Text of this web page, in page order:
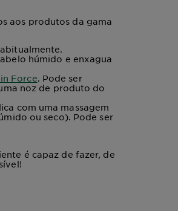
aos produtos da gama
húmido e enxagua
Force. Pode ser
noz de produto do
com uma massagem
ou seco). Pode ser
é capaz de fazer, de